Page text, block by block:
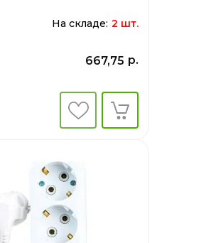
На складе: 2 шт.
667,75 р.